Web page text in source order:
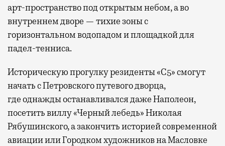
арт-пространство под открытым небом, а во
внутреннем дворе — тихие зоны с
горизонтальном водопадом и площадкой для
падел-тенниса.
Историческую прогулку резиденты «С5» смогут
начать с Петровского путевого дворца,
гдеоднажды останавливался даже Наполеон,
посетить виллу «Черный лебедь» Николая
Рябушинского, а закончить историей современной
авиации или Городком художников на Масловке